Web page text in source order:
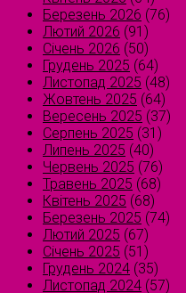
Березень 2026 (76)
Лютий 2026 (91)
Січень 2026 (50)
Грудень 2025 (64)
Листопад 2025 (48)
Жовтень 2025 (64)
Вересень 2025 (37)
Серпень 2025 (31)
Липень 2025 (40)
Червень 2025 (76)
Травень 2025 (68)
Квітень 2025 (68)
Березень 2025 (74)
Лютий 2025 (67)
Січень 2025 (51)
Грудень 2024 (35)
Листопад 2024 (57)